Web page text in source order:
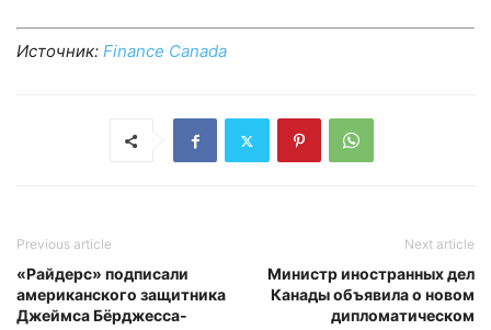
Источник: Finance Canada
Previous article
«Райдерс» подписали
американского защитника
Джеймса Бёрджесса-
Next article
Министр иностранных дел
Канады объявила о новом
дипломатическом